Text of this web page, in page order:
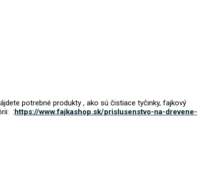
potrebné produkty , ako sú čistiace tyčinky, fajkový
:https://www.fajkashop.sk/prislusenstvo-na-drevene-